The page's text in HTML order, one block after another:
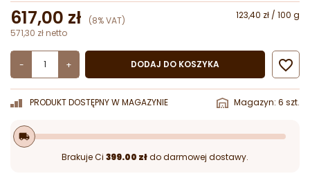
617,00 zł (8% VAT)
123,40 zł / 100 g
571,30 zł netto
- + DODAJ DO KOSZYKA 
PRODUKT DOSTĘPNY W MAGAZYNIE Magazyn: 6 szt.
local_shipping
Brakuje Ci 399.00 złdo darmowej dostawy.